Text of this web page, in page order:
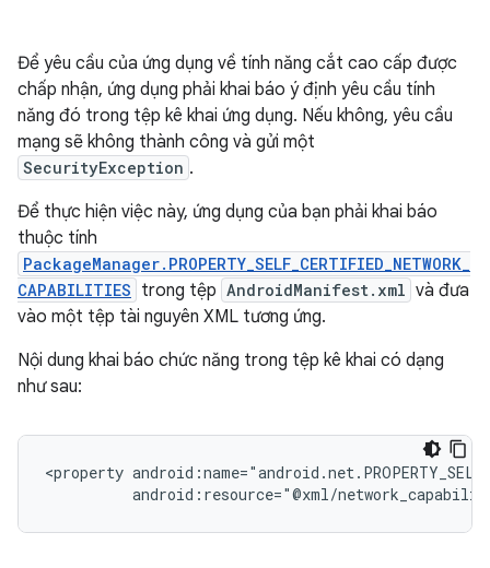
Để yêu cầu của ứng dụng về tính năng cắt cao cấp được
chấp nhận, ứng dụng phải khai báo ý định yêu cầu tính
năng đó trong tệp kê khai ứng dụng. Nếu không, yêu cầu
mạng sẽ không thành công và gửi một
SecurityException .
Để thực hiện việc này, ứng dụng của bạn phải khai báo
thuộc tính
PackageManager.PROPERTY_SELF_CERTIFIED_NETWORK_
CAPABILITIES trong tệp AndroidManifest.xml và đưa
vào một tệp tài nguyên XML tương ứng.
Nội dung khai báo chức năng trong tệp kê khai có dạng
như sau:
<property
android:resource="@xml/